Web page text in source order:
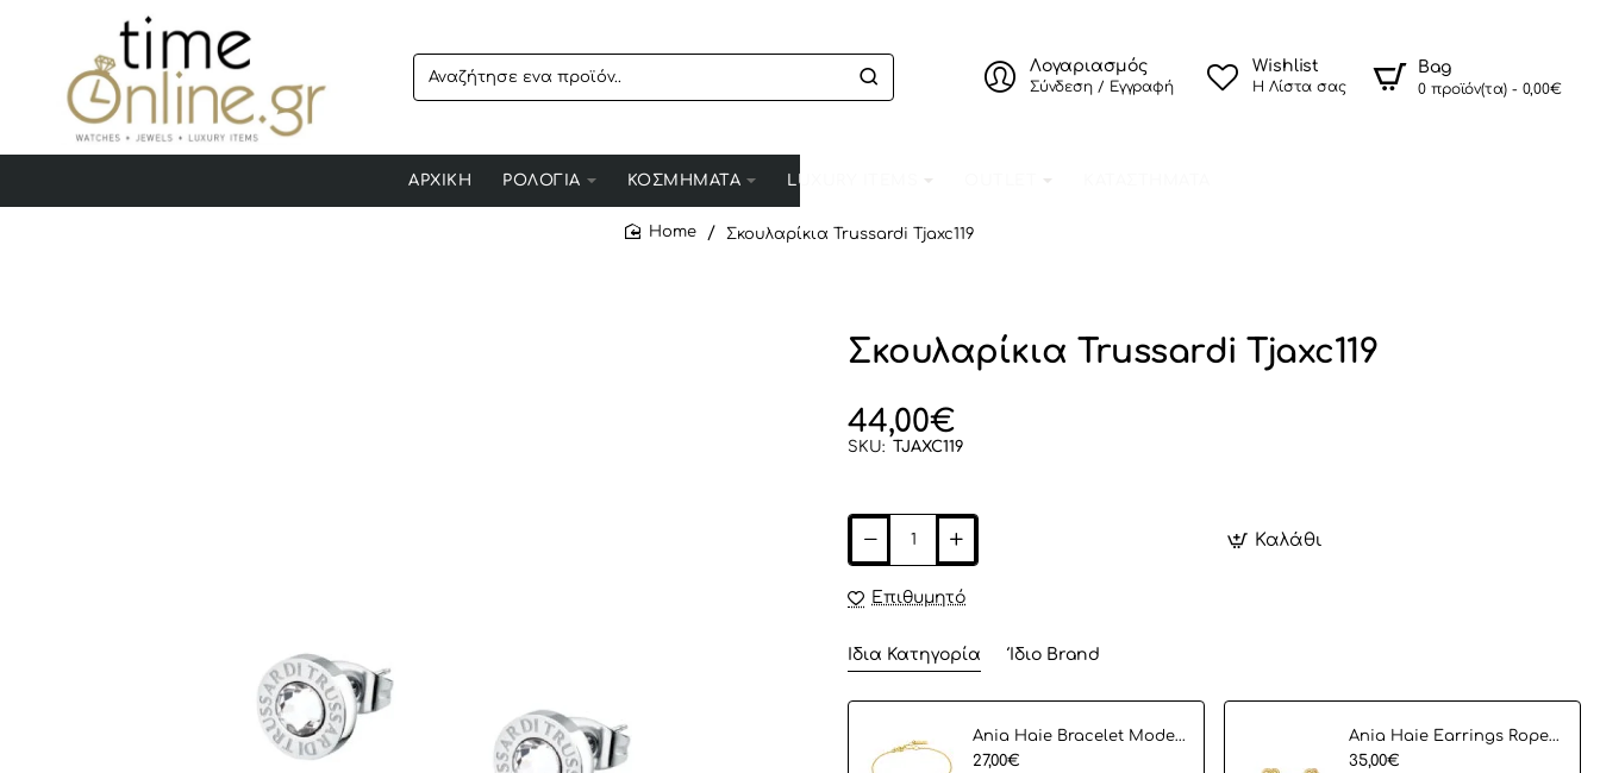
Αναζήτησε
ενα
Λογαριασμός
Σύνδεση / Εγγραφή
Wishlist
Η Λίστα σας
Bag
0 προϊόν(τα) - 0,00€
ΑΡΧΙΚΗ ΡΟΛΟΓΙΑ ΚΟΣΜΗΜΑΤΑ LUXURY ITEMS
Σκουλαρίκια Trussardi Tjaxc119
Σκουλαρίκια Trussardi Tjaxc119
44,00€
SKU: TJAXC119
Καλάθι
Επιθυμητό
Ίδια Κατηγορία Ίδιο Brand
Ania Haie Bracelet Modern Cirlce B002-02G
27,00€
Ania Haie Earrings Rope Heart Bar E036-02G
35,00€